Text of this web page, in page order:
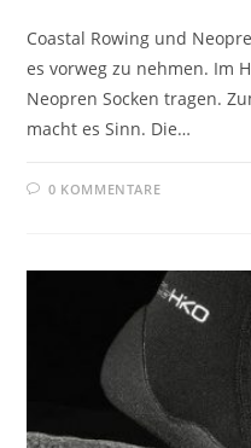
Coastal Rowing und
es vorweg zu nehmen. Im
Neopren Socken tragen.
macht es Sinn. Die…
0 KOMMENTARE